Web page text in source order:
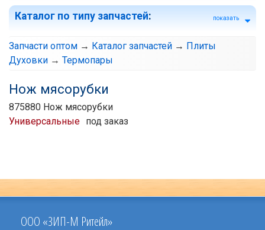
Каталог по типу запчастей: показать
Запчасти оптом → Каталог запчастей → Плиты
Духовки → Термопары
Нож мясорубки
875880 Нож мясорубки
Универсальные под заказ
ООО «ЗИП-М Ритейл»